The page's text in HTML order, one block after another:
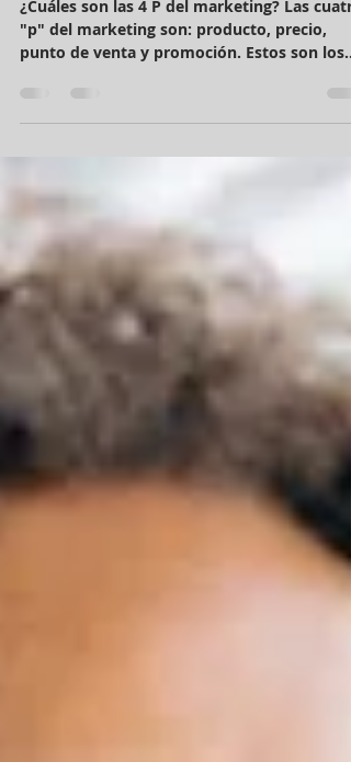
sirven?
¿Cuáles son las 4 P del marketing? Las
cuatro...